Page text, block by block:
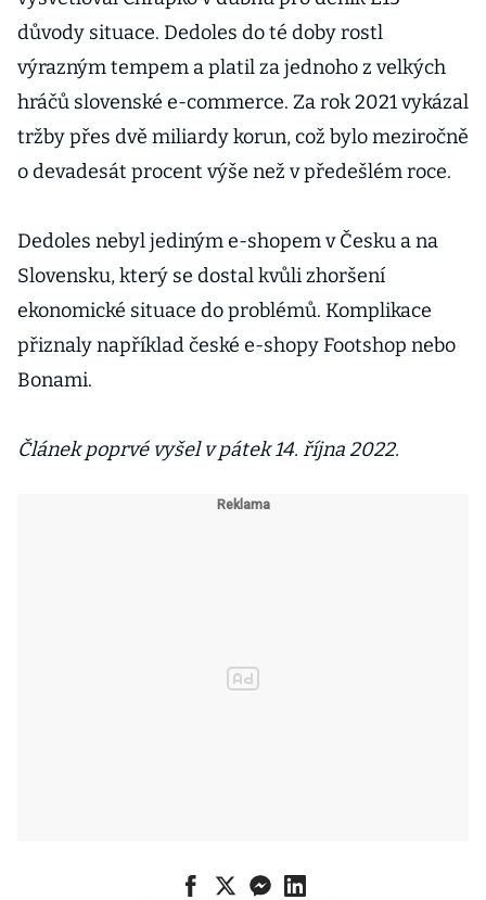
důvody situace. Dedoles do té doby rostl
výrazným tempem a platil za jednoho z velkých
hráčů slovenské e-commerce. Za rok 2021 vykázal
tržby přes dvě miliardy korun, což bylo meziročně
o devadesát procent výše než v předešlém roce.
Dedoles nebyl jediným e-shopem v Česku a na
Slovensku, který se dostal kvůli zhoršení
ekonomické situace do problémů. Komplikace
přiznaly například české e-shopy Footshop nebo
Bonami.
Článek poprvé vyšel v pátek 14. října 2022.